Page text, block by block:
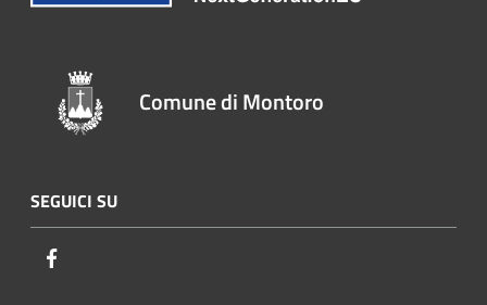
Comune di Montoro
SEGUICI SU